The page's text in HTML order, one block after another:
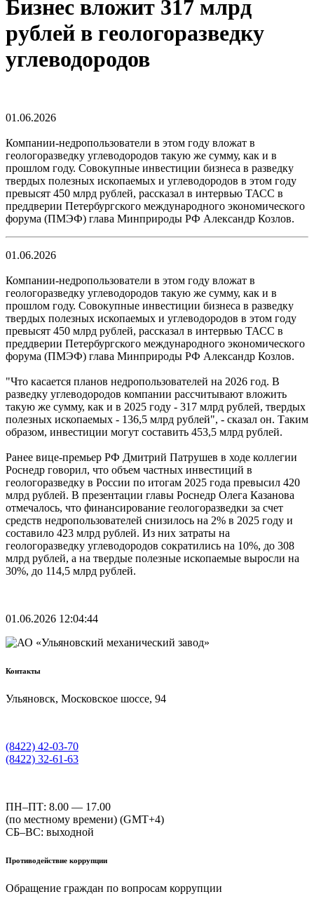
Бизнес вложит 317 млрд
рублей в геологоразведку
углеводородов
01.06.2026
Компании-недропользователи в этом году вложат в
геологоразведку углеводородов такую же сумму, как и в
прошлом году. Совокупные инвестиции бизнеса в разведку
твердых полезных ископаемых и углеводородов в этом году
превысят 450 млрд рублей, рассказал в интервью ТАСС в
преддверии Петербургского международного экономического
форума (ПМЭФ) глава Минприроды РФ Александр Козлов.
01.06.2026
Компании-недропользователи в этом году вложат в
геологоразведку углеводородов такую же сумму, как и в
прошлом году. Совокупные инвестиции бизнеса в разведку
твердых полезных ископаемых и углеводородов в этом году
превысят 450 млрд рублей, рассказал в интервью ТАСС в
преддверии Петербургского международного экономического
форума (ПМЭФ) глава Минприроды РФ Александр Козлов.
"Что касается планов недропользователей на 2026 год. В
разведку углеводородов компании рассчитывают вложить
такую же сумму, как и в 2025 году - 317 млрд рублей, твердых
полезных ископаемых - 136,5 млрд рублей", - сказал он. Таким
образом, инвестиции могут составить 453,5 млрд рублей.
Ранее вице-премьер РФ Дмитрий Патрушев в ходе коллегии
Роснедр говорил, что объем частных инвестиций в
геологоразведку в России по итогам 2025 года превысил 420
млрд рублей. В презентации главы Роснедр Олега Казанова
отмечалось, что финансирование геологоразведки за счет
средств недропользователей снизилось на 2% в 2025 году и
составило 423 млрд рублей. Из них затраты на
геологоразведку углеводородов сократились на 10%, до 308
млрд рублей, а на твердые полезные ископаемые выросли на
30%, до 114,5 млрд рублей.
01.06.2026 12:04:44
Контакты
Ульяновск, Московское шоссе, 94
(8422) 42-03-70
(8422) 32-61-63
ПН–ПТ: 8.00 — 17.00
(по местному времени) (GMT+4)
СБ–ВС: выходной
Противодействие коррупции
Обращение граждан по вопросам коррупции